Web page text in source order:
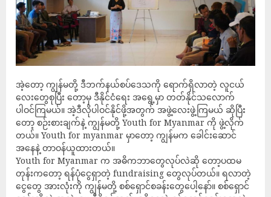
အဲ့တော့ ကျွန်မတို့ ဒီဘက်နယ်စပ်ဒေသကို ရောက်ရှိလာတဲ့ လူငယ်
လေးတွေစုပြီး တော့မှ ဒီနိုင်ငံရေး အရွေ့မှာ တတ်နိုင်သလောက်
ပါဝင်ကြမယ်။ အဲ့ဒီလိုပါဝင်နိုင်ဖို့အတွက် အဖွဲ့လေးဖွဲ့ကြမယ် ဆိုပြီး
တော့ စဉ်းစားချက်နဲ့ ကျွန်မတို့ Youth for Myanmar ကို ဖွဲ့လိုက်
တယ်။ Youth for myanmar မှာတော့ ကျွန်မက ခေါင်းဆောင်
အနေနဲ့ တာဝန်ယူထားတယ်။
Youth for Myanmar က အဓိကဘာတွေလုပ်လဲဆို တော့ပထမ
တုန်းကတော့ ရန်ပုံငွေရှာတဲ့ fundraising တွေလုပ်တယ်။ ရလာတဲ့
ငွေတွေ အားလုံးကို ကျွန်မတို့ စစ်ရှောင်စခန်းတွေပေါ့နော်။ စစ်ရှောင်